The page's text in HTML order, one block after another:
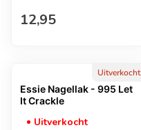
Normale prijs
12,95
Uitverkocht
Essie Nagellak - 995 Let
It Crackle
Uitverkocht